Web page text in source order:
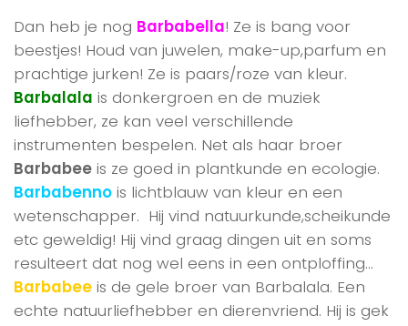
Dan heb je nog Barbabella! Ze is bang voor
beestjes! Houd van juwelen, make-up,parfum en
prachtige jurken! Ze is paars/roze van kleur.
Barbalala is donkergroen en de muziek
liefhebber, ze kan veel verschillende
instrumenten bespelen. Net als haar broer
Barbabee is ze goed in plantkunde en ecologie.
Barbabenno is lichtblauw van kleur en een
wetenschapper. Hij vind natuurkunde,scheikunde
etc geweldig! Hij vind graag dingen uit en soms
resulteert dat nog wel eens in een ontploffing…
Barbabee is de gele broer van Barbalala. Een
echte natuurliefhebber en dierenvriend. Hij is gek